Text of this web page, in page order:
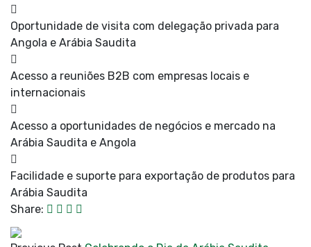
Oportunidade de visita com delegação privada para
Angola e Arábia Saudita
Acesso a reuniões B2B com empresas locais e
internacionais
Acesso a oportunidades de negócios e mercado na
Arábia Saudita e Angola
Facilidade e suporte para exportação de produtos para
Arábia Saudita
Share: